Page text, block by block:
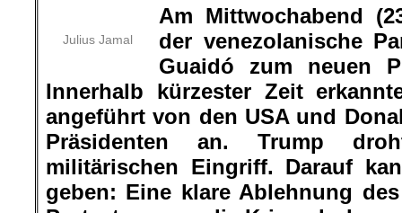
Julius Jamal
Am Mittwochabend
der venezolanische
Guaidó zum neuen
Innerhalb kürzester Zeit
angeführt von den USA und
Präsidenten an. Trump
militärischen Eingriff. Darauf
geben: Eine klare Ablehnung